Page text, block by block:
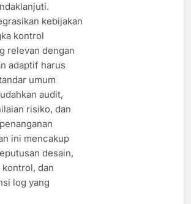
kebijakan
kontrol
relevan dengan
adaptif harus
umum
audit,
risiko, dan
ini mencakup
desain,
dan
log yang